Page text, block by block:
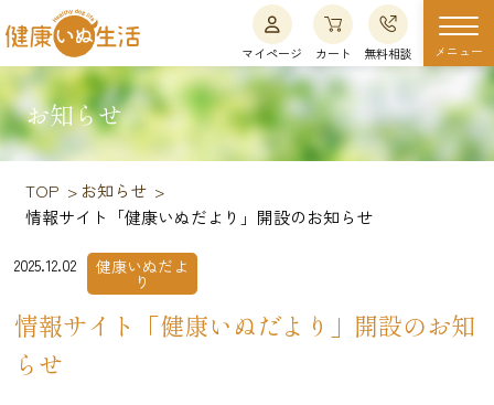
マイページ カート 無料相談 メニュー
お知らせ
TOP
お知らせ
情報サイト「健康いぬだより」開設のお知らせ
2025.12.02 健康いぬだよ
り
情報サイト「健康いぬだより」開設のお知
らせ